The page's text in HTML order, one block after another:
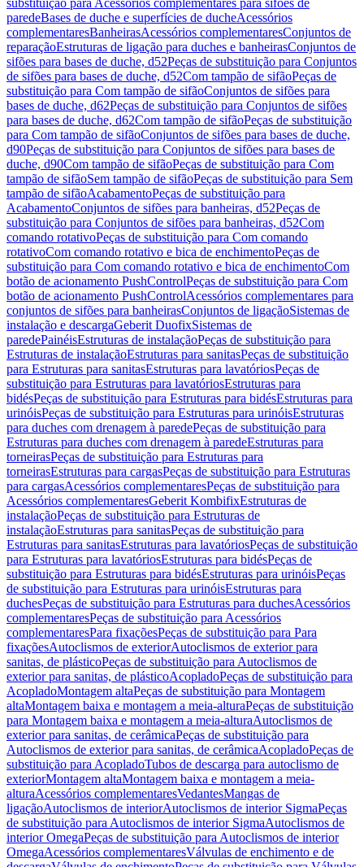
substituição para Acessórios complementares para sifões de
paredeBases de duche e superfícies de ducheAcessórios
complementaresBanheirasAcessórios complementaresConjuntos de
reparaçãoEstruturas de ligação para duches e banheirasConjuntos de
sifões para bases de duche, d52Peças de substituição para Conjuntos
de sifões para bases de duche, d52Com tampão de sifãoPeças de
substituição para Com tampão de sifãoConjuntos de sifões para
bases de duche, d62Peças de substituição para Conjuntos de sifões
para bases de duche, d62Com tampão de sifãoPeças de substituição
para Com tampão de sifãoConjuntos de sifões para bases de duche,
d90Peças de substituição para Conjuntos de sifões para bases de
duche, d90Com tampão de sifãoPeças de substituição para Com
tampão de sifãoSem tampão de sifãoPeças de substituição para Sem
tampão de sifãoAcabamentoPeças de substituição para
AcabamentoConjuntos de sifões para banheiras, d52Peças de
substituição para Conjuntos de sifões para banheiras, d52Com
comando rotativoPeças de substituição para Com comando
rotativoCom comando rotativo e bica de enchimentoPeças de
substituição para Com comando rotativo e bica de enchimentoCom
botão de acionamento PushControlPeças de substituição para Com
botão de acionamento PushControlAcessórios complementares para
conjuntos de sifões para banheirasConjuntos de ligaçãoSistemas de
instalação e descargaGeberit DuofixSistemas de
paredePainéisEstruturas de instalaçãoPeças de substituição para
Estruturas de instalaçãoEstruturas para sanitasPeças de substituição
para Estruturas para sanitasEstruturas para lavatóriosPeças de
substituição para Estruturas para lavatóriosEstruturas para
bidésPeças de substituição para Estruturas para bidésEstruturas para
urinóisPeças de substituição para Estruturas para urinóisEstruturas
para duches com drenagem à paredePeças de substituição para
Estruturas para duches com drenagem à paredeEstruturas para
torneirasPeças de substituição para Estruturas para
torneirasEstruturas para cargasPeças de substituição para Estruturas
para cargasAcessórios complementaresPeças de substituição para
Acessórios complementaresGeberit KombifixEstruturas de
instalaçãoPeças de substituição para Estruturas de
instalaçãoEstruturas para sanitasPeças de substituição para
Estruturas para sanitasEstruturas para lavatóriosPeças de substituição
para Estruturas para lavatóriosEstruturas para bidésPeças de
substituição para Estruturas para bidésEstruturas para urinóisPeças
de substituição para Estruturas para urinóisEstruturas para
duchesPeças de substituição para Estruturas para duchesAcessórios
complementaresPeças de substituição para Acessórios
complementaresPara fixaçõesPeças de substituição para Para
fixaçõesAutoclismos de exteriorAutoclismos de exterior para
sanitas, de plásticoPeças de substituição para Autoclismos de
exterior para sanitas, de plásticoAcopladoPeças de substituição para
AcopladoMontagem altaPeças de substituição para Montagem
altaMontagem baixa e montagem a meia-alturaPeças de substituição
para Montagem baixa e montagem a meia-alturaAutoclismos de
exterior para sanitas, de cerâmicaPeças de substituição para
Autoclismos de exterior para sanitas, de cerâmicaAcopladoPeças de
substituição para AcopladoTubos de descarga para autoclismo de
exteriorMontagem altaMontagem baixa e montagem a meia-
alturaAcessórios complementaresVedantesMangas de
ligaçãoAutoclismos de interiorAutoclismos de interior SigmaPeças
de substituição para Autoclismos de interior SigmaAutoclismos de
interior OmegaPeças de substituição para Autoclismos de interior
OmegaAcessórios complementaresVálvulas de enchimento e de